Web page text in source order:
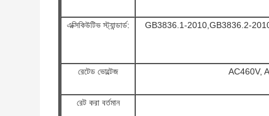
এক্সিকিউটিভ স্ট্যান্ডার্ড:
GB3836.1-2010,GB3836.2-
রেটেড ভোল্টেজ AC460V,
রেট করা বর্তমান